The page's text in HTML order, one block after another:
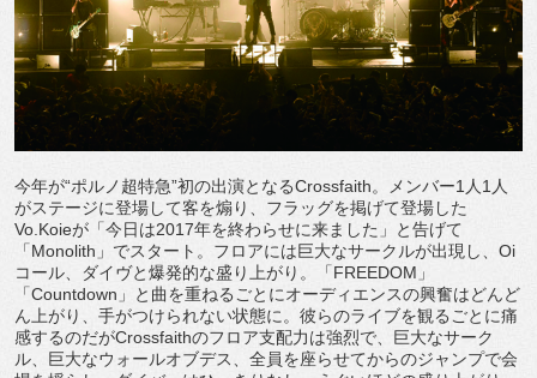
今年が“ポルノ超特急”初の出演となるCrossfaith。メンバー1人1人
がステージに登場して客を煽り、フラッグを掲げて登場した
Vo.Koieが「今日は2017年を終わらせに来ました」と告げて
「Monolith」でスタート。フロアには巨大なサークルが出現し、Oi
コール、ダイヴと爆発的な盛り上がり。「FREEDOM」
「Countdown」と曲を重ねるごとにオーディエンスの興奮はどんど
ん上がり、手がつけられない状態に。彼らのライブを観るごとに痛
感するのだがCrossfaithのフロア支配力は強烈で、巨大なサーク
ル、巨大なウォールオブデス、全員を座らせてからのジャンプで会